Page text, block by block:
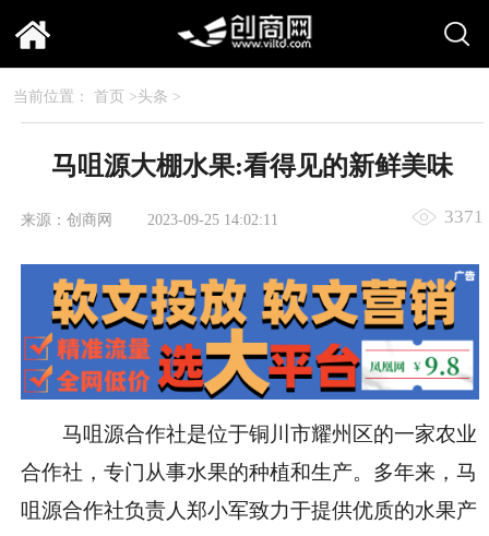
当前位置： 首页 >头条 >
马咀源大棚水果:看得见的新鲜美味
来源：创商网 2023-09-25 14:02:11 3371
马咀源合作社是位于铜川市耀州区的一家农业
合作社，专门从事水果的种植和生产。多年来，马
咀源合作社负责人郑小军致力于提供优质的水果产